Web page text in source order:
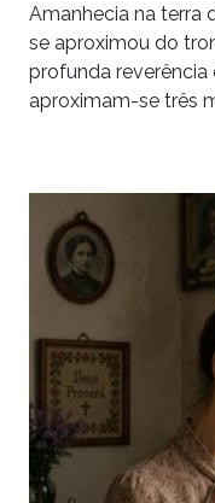
Amanhecia na terra
se aproximou do
profunda reverência
aproximam-se três